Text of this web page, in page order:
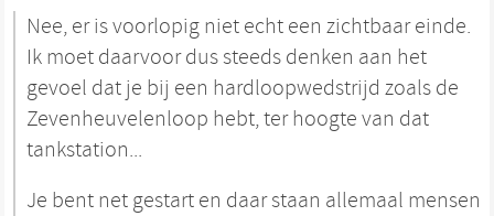
Nee, er is voorlopig niet echt een zichtbaar einde.
Ik moet daarvoor dus steeds denken aan het
gevoel dat je bij een hardloopwedstrijd zoals de
Zevenheuvelenloop hebt, ter hoogte van dat
tankstation...
Je bent net gestart en daar staan allemaal mensen